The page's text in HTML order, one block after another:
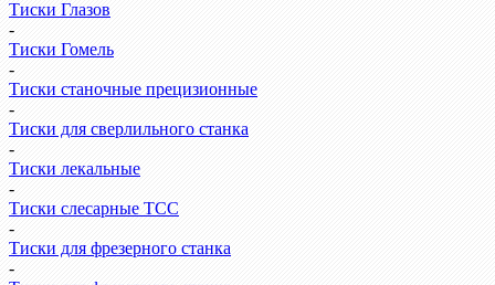
Тиски Глазов
-
Тиски Гомель
-
Тиски станочные прецизионные
-
Тиски для сверлильного станка
-
Тиски лекальные
-
Тиски слесарные ТСС
-
Тиски для фрезерного станка
-